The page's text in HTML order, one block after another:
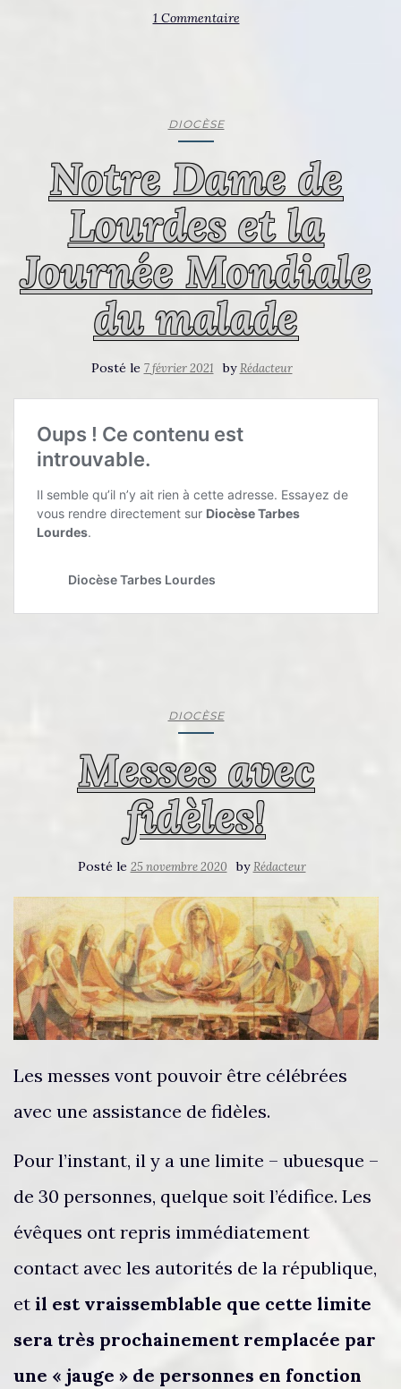
1 Commentaire
DIOCÈSE
Notre Dame de
Lourdes et la
Journée Mondiale
du malade
Posté le 7 février 2021 byRédacteur
DIOCÈSE
Messes avec
fidèles!
Posté le 25 novembre 2020 byRédacteur
Les messes vont pouvoir être célébrées
avec une assistance de fidèles.
Pour l’instant, il y a une limite – ubuesque –
de 30 personnes, quelque soit l’édifice. Les
évêques ont repris immédiatement
contact avec les autorités de la république,
et il est vraissemblable que cette limite
sera très prochainement remplacée par
une « jauge » de personnes en fonction